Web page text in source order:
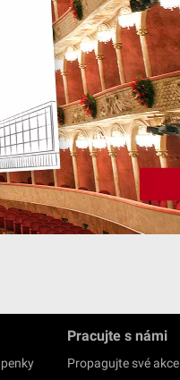
Pracujte s námi
Propagujte své akce